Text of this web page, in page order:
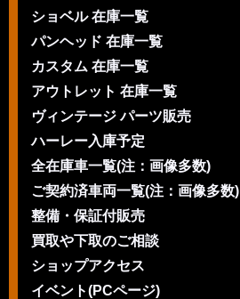
ショベル 在庫一覧
パンヘッド 在庫一覧
カスタム 在庫一覧
アウトレット 在庫一覧
ヴィンテージ パーツ販売
ハーレー入庫予定
全在庫車一覧(注：画像多数)
ご契約済車両一覧(注：画像多数)
整備・保証付販売
買取や下取のご相談
ショップアクセス
イベント(PCページ)